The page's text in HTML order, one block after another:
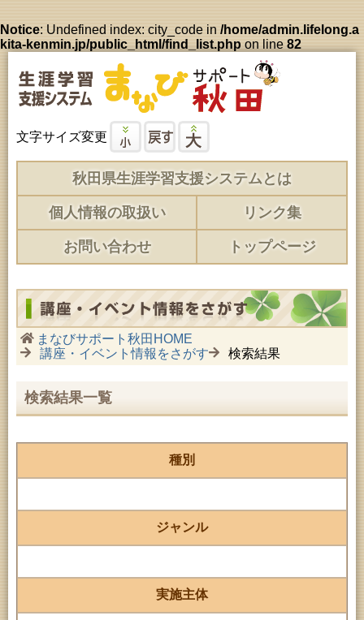
Notice: Undefined index: city_code in /home/admin.lifelong.a
kita-kenmin.jp/public_html/find_list.php on line 82
文字サイズ変更
秋田県生涯学習支援システムとは
個人情報の取扱い リンク集
お問い合わせ トップページ
まなびサポート秋田HOME
講座・イベント情報をさがす
検索結果
検索結果一覧
種別
ジャンル
実施主体